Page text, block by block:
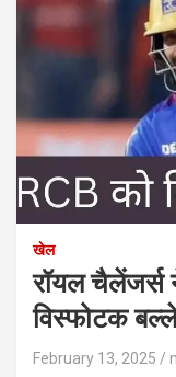
खेल
रॉयल
विस्फोटक
February 13, 2025